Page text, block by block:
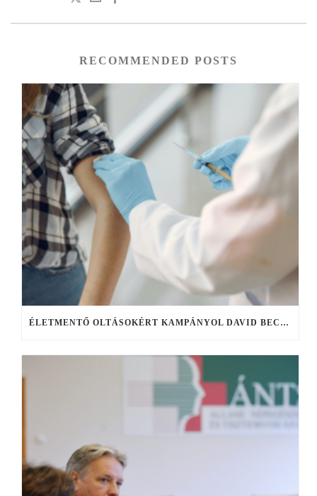
RECOMMENDED POSTS
ÉLETMENTŐ OLTÁSOKÉRT KAMPÁNYOL DAVID BECKHAM